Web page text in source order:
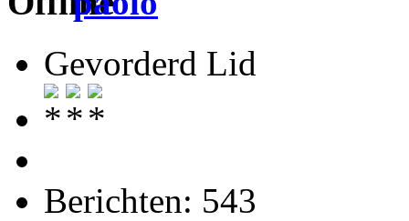
Gevorderd Lid
Berichten: 543